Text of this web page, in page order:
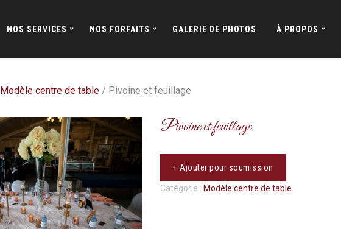
NOS SERVICES NOS FORFAITS GALERIE DE PHOTOS À PROPOS
Modèle centre de table / Pivoine et feuillage
Pivoine et feuillage
+ Ajouter pour soumission
Catégorie : Modèle centre de table